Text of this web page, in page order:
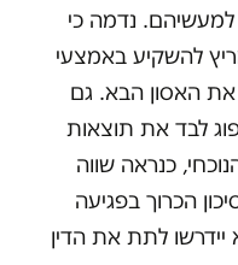
נדמה כי
להשקיע באמצעי
את האסון הבא. גם
לבד את תוצאות
כנראה שווה
הכרוך בפגיעה
יידרשו לתת את הדין